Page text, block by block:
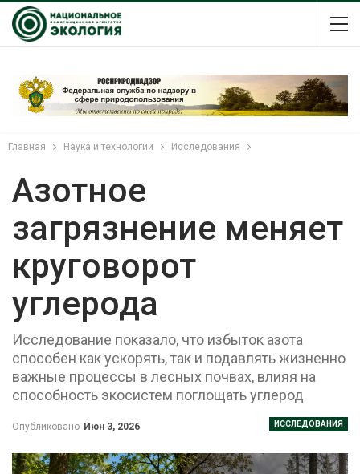
Главная Наука и технологии Исследования
Азотное
загрязнение меняет
круговорот
углерода
Исследование показало, что избыток азота
способен как ускорять, так и подавлять жизненно
важные процессы в лесных почвах, влияя на
способность экосистем поглощать углерод
ИССЛЕДОВАНИЯ
Опубликовано Июн 3, 2026